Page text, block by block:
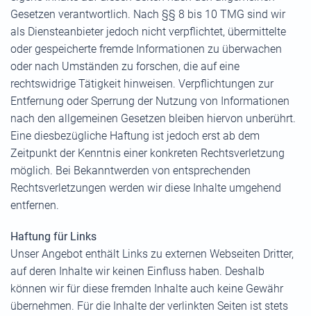
Gesetzen verantwortlich. Nach §§ 8 bis 10 TMG sind wir
als Diensteanbieter jedoch nicht verpflichtet, übermittelte
oder gespeicherte fremde Informationen zu überwachen
oder nach Umständen zu forschen, die auf eine
rechtswidrige Tätigkeit hinweisen. Verpflichtungen zur
Entfernung oder Sperrung der Nutzung von Informationen
nach den allgemeinen Gesetzen bleiben hiervon unberührt.
Eine diesbezügliche Haftung ist jedoch erst ab dem
Zeitpunkt der Kenntnis einer konkreten Rechtsverletzung
möglich. Bei Bekanntwerden von entsprechenden
Rechtsverletzungen werden wir diese Inhalte umgehend
entfernen.
Haftung für Links
Unser Angebot enthält Links zu externen Webseiten Dritter,
auf deren Inhalte wir keinen Einfluss haben. Deshalb
können wir für diese fremden Inhalte auch keine Gewähr
übernehmen. Für die Inhalte der verlinkten Seiten ist stets